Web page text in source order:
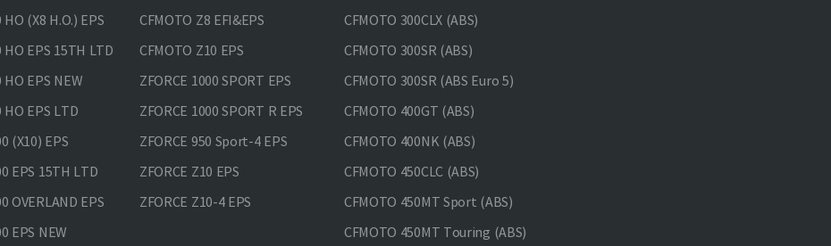
HO (X8 H.O.) EPS
HO EPS 15TH LTD
HO EPS NEW
HO EPS LTD
(X10) EPS
EPS 15TH LTD
OVERLAND EPS
EPS NEW
CFMOTO Z8 EFI&EPS
CFMOTO Z10 EPS
ZFORCE 1000 SPORT EPS
ZFORCE 1000 SPORT R EPS
ZFORCE 950 Sport-4 EPS
ZFORCE Z10 EPS
ZFORCE Z10-4 EPS
CFMOTO 300CLX (ABS)
CFMOTO 300SR (ABS)
CFMOTO 300SR (ABS Euro 5)
CFMOTO 400GT (ABS)
CFMOTO 400NK (ABS)
CFMOTO 450CLC (ABS)
CFMOTO 450MT Sport (ABS)
CFMOTO 450MT Touring (ABS)